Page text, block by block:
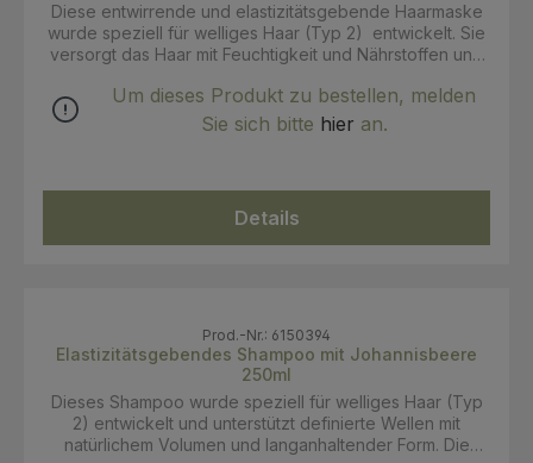
Diese entwirrende und elastizitätsgebende Haarmaske
wurde speziell für welliges Haar (Typ 2) entwickelt. Sie
versorgt das Haar mit Feuchtigkeit und Nährstoffen und
Haar fühlt sich geschmeidig an, lässt sich leichter
entwirren und behält seine natürliche Bewegung. Als Teil
lassen. Für eine intensivere Pflege mindestens 5 Minuten
einwirken lassen. Anschließend gründlich ausspülen und
Um dieses Produkt zu bestellen, melden
Sie sich bitte hier an.
Details
Prod.-Nr.: 6150394
Elastizitätsgebendes Shampoo mit Johannisbeere
250ml
Dieses Shampoo wurde speziell für welliges Haar (Typ
2) entwickelt und unterstützt definierte Wellen mit
natürlichem Volumen und langanhaltender Form. Die